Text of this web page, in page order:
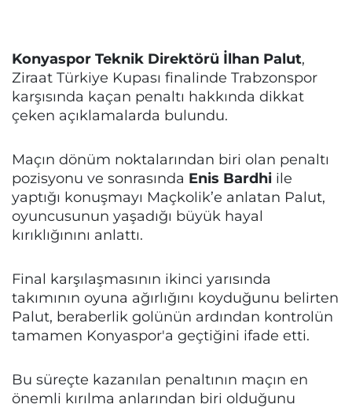
Konyaspor Teknik Direktörü İlhan Palut,
Ziraat Türkiye Kupası finalinde Trabzonspor
karşısında kaçan penaltı hakkında dikkat
çeken açıklamalarda bulundu.
Maçın dönüm noktalarından biri olan penaltı
pozisyonu ve sonrasında Enis Bardhi ile
yaptığı konuşmayı Maçkolik’e anlatan Palut,
oyuncusunun yaşadığı büyük hayal
kırıklığınını anlattı.
Final karşılaşmasının ikinci yarısında
takımının oyuna ağırlığını koyduğunu belirten
Palut, beraberlik golünün ardından kontrolün
tamamen Konyaspor'a geçtiğini ifade etti.
Bu süreçte kazanılan penaltının maçın en
önemli kırılma anlarından biri olduğunu